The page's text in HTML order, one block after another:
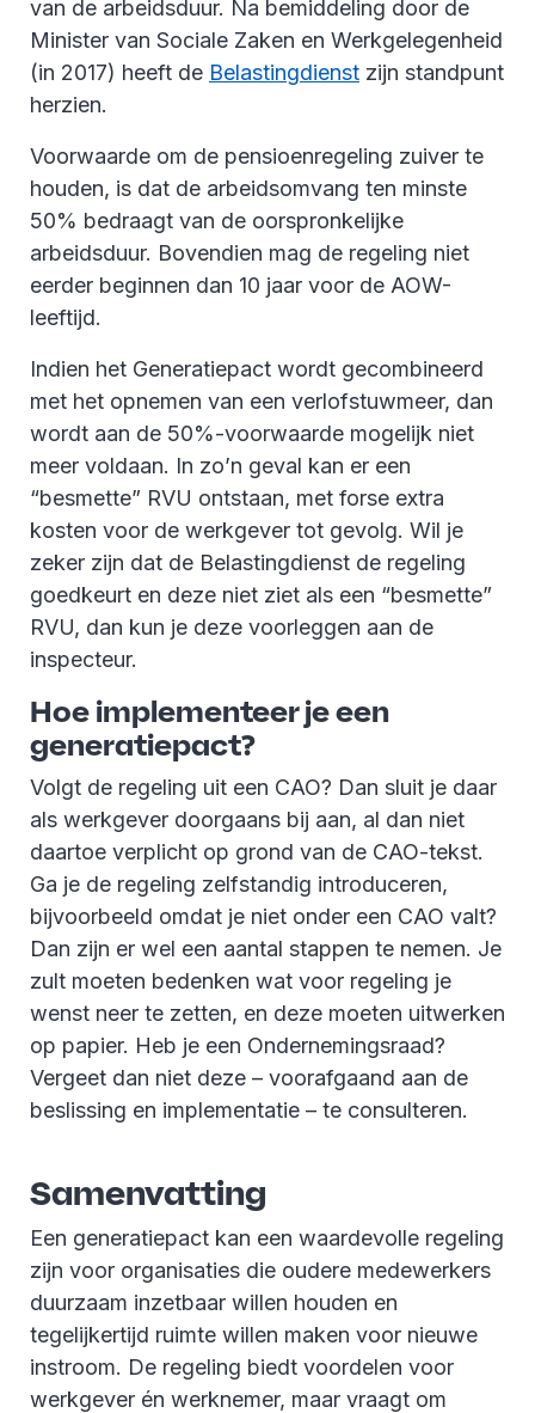
van de arbeidsduur. Na bemiddeling door de
Minister van Sociale Zaken en Werkgelegenheid
(in 2017) heeft de Belastingdienst zijn standpunt
herzien.
Voorwaarde om de pensioenregeling zuiver te
houden, is dat de arbeidsomvang ten minste
50% bedraagt van de oorspronkelijke
arbeidsduur. Bovendien mag de regeling niet
eerder beginnen dan 10 jaar voor de AOW-
leeftijd.
Indien het Generatiepact wordt gecombineerd
met het opnemen van een verlofstuwmeer, dan
wordt aan de 50%-voorwaarde mogelijk niet
meer voldaan. In zo’n geval kan er een
“besmette” RVU ontstaan, met forse extra
kosten voor de werkgever tot gevolg. Wil je
zeker zijn dat de Belastingdienst de regeling
goedkeurt en deze niet ziet als een “besmette”
RVU, dan kun je deze voorleggen aan de
inspecteur.
Hoe implementeer je een
generatiepact?
Volgt de regeling uit een CAO? Dan sluit je daar
als werkgever doorgaans bij aan, al dan niet
daartoe verplicht op grond van de CAO-tekst.
Ga je de regeling zelfstandig introduceren,
bijvoorbeeld omdat je niet onder een CAO valt?
Dan zijn er wel een aantal stappen te nemen. Je
zult moeten bedenken wat voor regeling je
wenst neer te zetten, en deze moeten uitwerken
op papier. Heb je een Ondernemingsraad?
Vergeet dan niet deze – voorafgaand aan de
beslissing en implementatie – te consulteren.
Samenvatting
Een generatiepact kan een waardevolle regeling
zijn voor organisaties die oudere medewerkers
duurzaam inzetbaar willen houden en
tegelijkertijd ruimte willen maken voor nieuwe
instroom. De regeling biedt voordelen voor
werkgever én werknemer, maar vraagt om